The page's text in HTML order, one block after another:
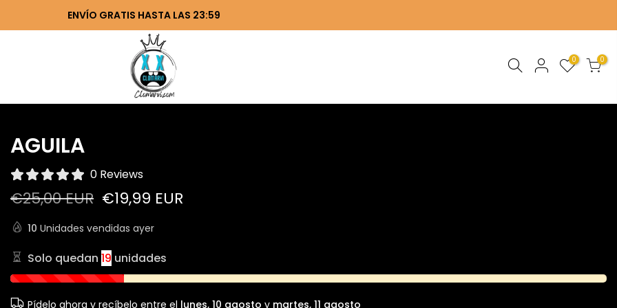
ENVÍO GRATIS HASTA LAS 23:59
0 0
AGUILA
0 Reviews
€25,00 EUR €19,99 EUR
10 Unidades vendidas ayer
Solo quedan 19 unidades
Pídelo ahora y recíbelo entre el lunes, 10 agosto y martes, 11 agosto